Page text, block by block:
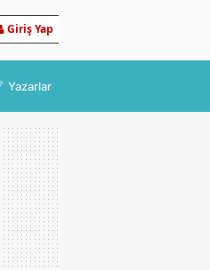
Giriş Yap
Yazarlar